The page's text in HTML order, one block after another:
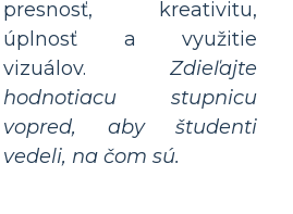
presnosť, kreativitu,
úplnosť a využitie
vizuálov. Zdieľajte
hodnotiacu stupnicu
vopred, aby študenti
vedeli, na čom sú.